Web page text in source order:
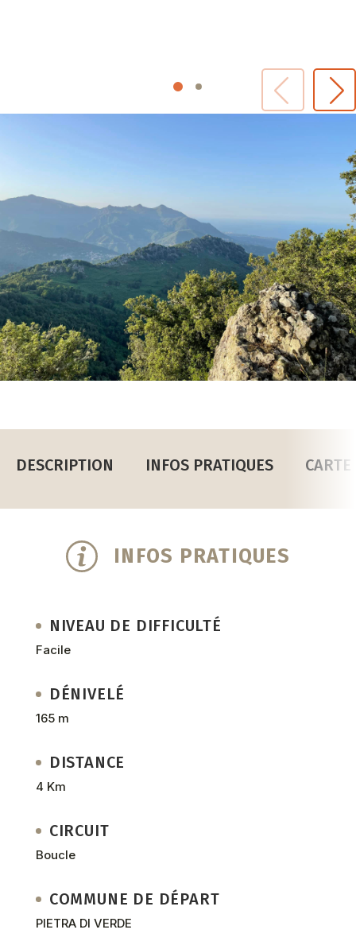
DESCRIPTION INFOS PRATIQUES CARTE
INFOS PRATIQUES
NIVEAU DE DIFFICULTÉ
Facile
DÉNIVELÉ
165 m
DISTANCE
4 Km
CIRCUIT
Boucle
COMMUNE DE DÉPART
PIETRA DI VERDE